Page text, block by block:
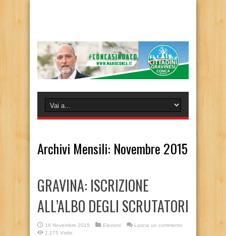
Archivi Mensili: Novembre 2015
GRAVINA: ISCRIZIONE
ALL’ALBO DEGLI SCRUTATORI
16 Novembre 2015 Elezioni
Lascia un commento
1,175 Visite